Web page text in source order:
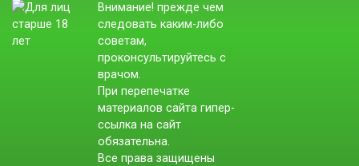
Внимание! прежде чем
следовать каким-либо
советам,
проконсультируйтесь с
врачом.
При перепечатке
материалов сайта гипер-
ссылка на сайт
обязательна.
Все права защищены